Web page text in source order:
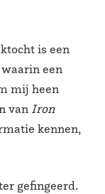
is een
een
mij heen
van Iron
kennen,
gefingeerd.